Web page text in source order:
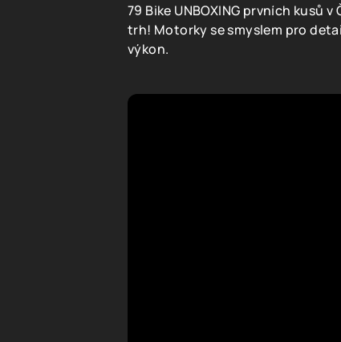
79 Bike UNBOXING prvních kusů v
trh! Motorky se smyslem pro
výkon.